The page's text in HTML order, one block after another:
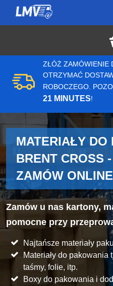
ZŁÓŻ ZAMÓWIENIE
OTRZYMAĆ
ROBOCZEGO.
21 MINUTES!
MATERIAŁY DO
BRENT CROSS
ZAMÓW ONLINE
Zamów u nas kartony,
pomocne przy
Najtańsze materiały
Materiały do
taśmy, folie, itp.
Boxy do pakowania i